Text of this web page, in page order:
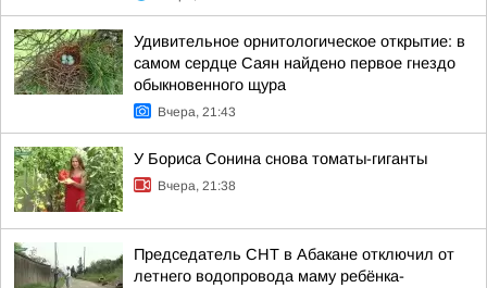
Удивительное орнитологическое открытие: в
самом сердце Саян найдено первое гнездо
обыкновенного щура
Вчера, 21:43
У Бориса Сонина снова томаты-гиганты
Вчера, 21:38
Председатель СНТ в Абакане отключил от
летнего водопровода маму ребёнка-